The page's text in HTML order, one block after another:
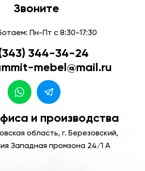
Звоните
Пн-Пт с 8:30-17:30
344-34-24
mebel@mail.ru
и производства
область, г. Березовский,
Западная промзона 24/1 А